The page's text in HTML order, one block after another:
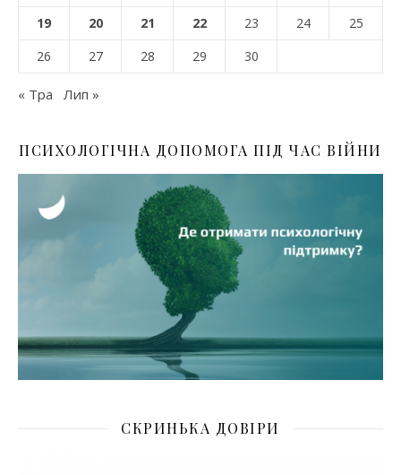
19 20 21 22 23 24
25
26
27 28 29 30
« Тра Лип »
ПСИХОЛОГІЧНА ДОПОМОГА ПІД ЧАС ВІЙНИ
СКРИНЬКА ДОВІРИ